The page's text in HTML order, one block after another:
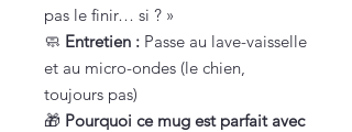
pas le finir… si ? »
🧼 Entretien : Passe au lave-vaisselle
et au micro-ondes (le chien,
toujours pas)
🎁 Pourquoi ce mug est parfait avec